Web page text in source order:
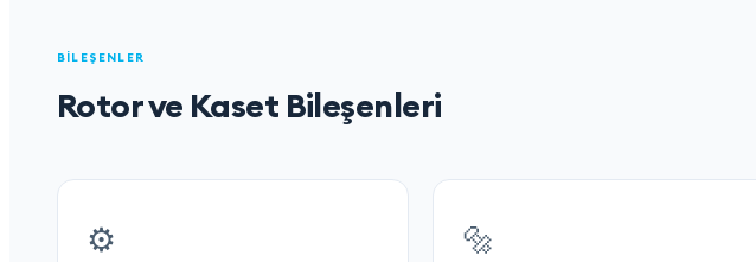
BILEŞENLER
Rotor ve Kaset Bileşenleri
⚙️ 🔩